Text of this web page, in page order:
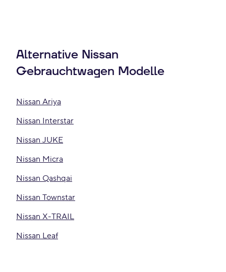
Alternative Nissan
Gebrauchtwagen Modelle
Nissan Ariya
Nissan Interstar
Nissan JUKE
Nissan Micra
Nissan Qashqai
Nissan Townstar
Nissan X-TRAIL
Nissan Leaf